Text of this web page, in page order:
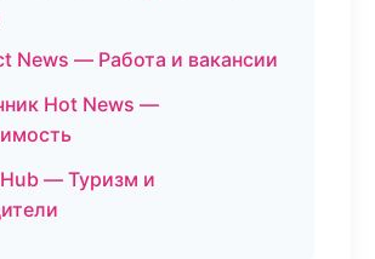
News — Работа и вакансии
Hot News —
— Туризм и